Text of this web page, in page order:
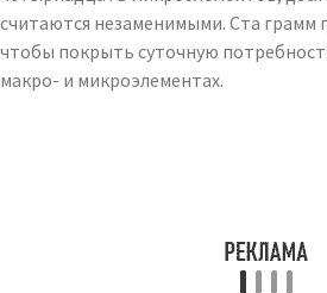
считаются незаменимыми. Ста грамм
чтобы покрыть суточную
макро- и микроэлементах.